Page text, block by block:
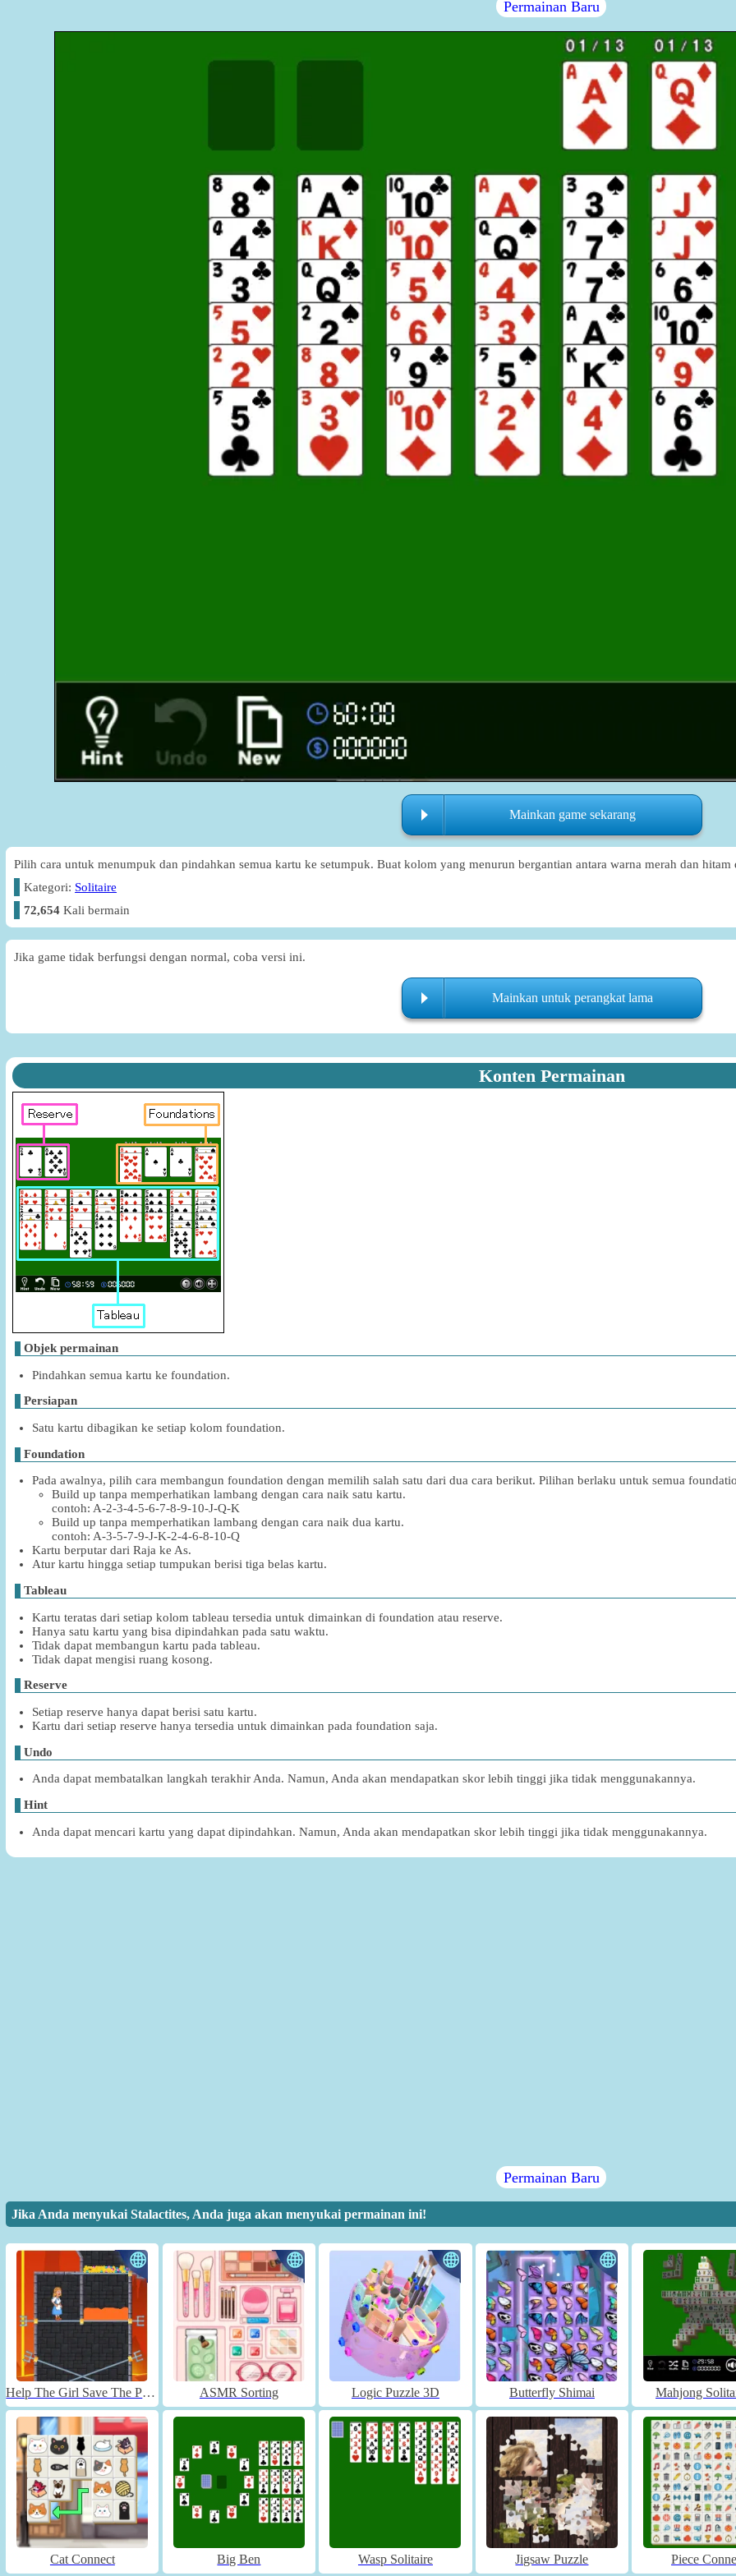
Permainan Baru
Mainkan game sekarang
Pilih cara untuk menumpuk dan pindahkan semua kartu ke setumpuk. Buat kolom yang menurun bergantian antara warna merah dan
Kategori: Solitaire
72,654 Kali bermain
Jika game tidak berfungsi dengan normal, coba versi ini.
Mainkan untuk perangkat lama
Konten Permainan
Objek permainan
Pindahkan semua kartu ke foundation.
Persiapan
Satu kartu dibagikan ke setiap kolom foundation.
Foundation
Pada awalnya, pilih cara membangun foundation dengan memilih salah satu dari dua cara berikut. Pilihan berlaku untuk semua
Build up tanpa memperhatikan lambang dengan cara naik satu kartu.
contoh: A-2-3-4-5-6-7-8-9-10-J-Q-K
Build up tanpa memperhatikan lambang dengan cara naik dua kartu.
contoh: A-3-5-7-9-J-K-2-4-6-8-10-Q
Kartu berputar dari Raja ke As.
Atur kartu hingga setiap tumpukan berisi tiga belas kartu.
Tableau
Kartu teratas dari setiap kolom tableau tersedia untuk dimainkan di foundation atau reserve.
Hanya satu kartu yang bisa dipindahkan pada satu waktu.
Tidak dapat membangun kartu pada tableau.
Tidak dapat mengisi ruang kosong.
Reserve
Setiap reserve hanya dapat berisi satu kartu.
Kartu dari setiap reserve hanya tersedia untuk dimainkan pada foundation saja.
Undo
Anda dapat membatalkan langkah terakhir Anda. Namun, Anda akan mendapatkan skor lebih tinggi jika tidak menggunakannya.
Hint
Anda dapat mencari kartu yang dapat dipindahkan. Namun, Anda akan mendapatkan skor lebih tinggi jika tidak menggunakannya.
Permainan Baru
Jika Anda menyukai Stalactites, Anda juga akan menyukai permainan ini!
Help The Girl Save The Prince ASMR Sorting Logic Puzzle 3D Butterfly Shimai Mahjong
Cat Connect Big Ben Wasp Solitaire Jigsaw Puzzle Piece